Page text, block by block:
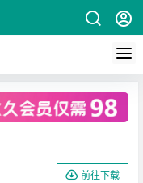
前往下载